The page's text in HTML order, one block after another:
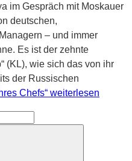
im Gespräch mit Moskauer
deutschen,
– und immer
Es ist der zehnte
(KL), wie sich das von ihr
der Russischen
Chefs“ weiterlesen